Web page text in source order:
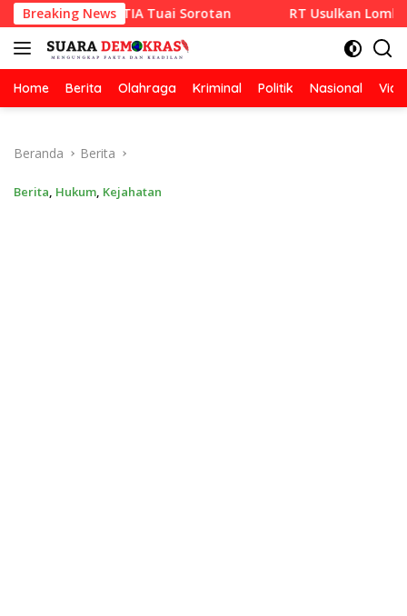
Langsung
ke
konten
Breaking News
RAZA SETIA Tuai Sorotan RT Usulkan Lomba
Home Berita Olahraga Kriminal Politik Nasional
Beranda Berita
Berita, Hukum, Kejahatan